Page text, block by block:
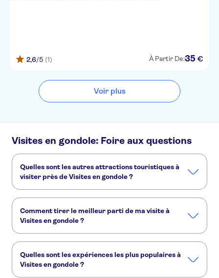
2,6/5 (1) À Partir De:35 €
Voir plus
Visites en gondole: Foire aux questions
Quelles sont les autres attractions touristiques à
visiter près de Visites en gondole ?
Palais des Doges Place Saint-Marc
Comment tirer le meilleur parti de ma visite à
Visites en gondole ?
Visite privée en gondole à Venise
Quelles sont les expériences les plus populaires à
Visites en gondole ?